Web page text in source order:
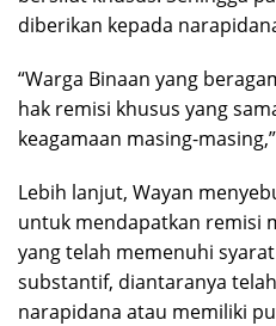
diberikan kepada
“Warga Binaan yang
hak remisi khusus yang
keagamaan masing-
Lebih lanjut, Wayan
untuk mendapatkan remisi
yang telah memenuhi
substantif, diantaranya
narapidana atau memiliki